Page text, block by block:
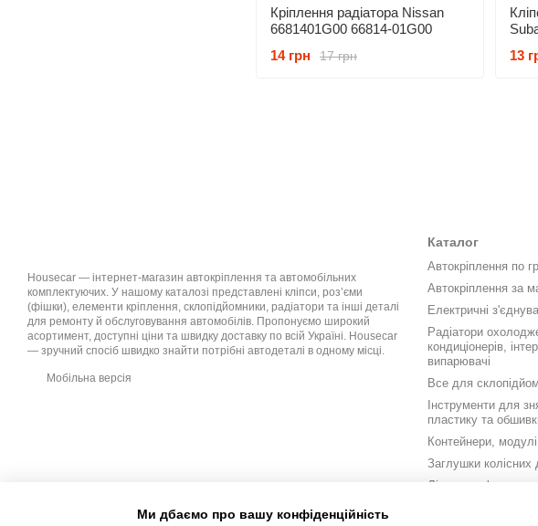
Кріплення радіатора Nissan
6681401G00 66814-01G00
17 грн
14 грн 13
Housecar — інтернет-магазин автокріплення та автомобільних
комплектуючих. У нашому каталозі представлені кліпси, роз’єми
(фішки), елементи кріплення, склопідйомники, радіатори та інші деталі
для ремонту й обслуговування автомобілів. Пропонуємо широкий
асортимент, доступні ціни та швидку доставку по всій Україні. Housecar
— зручний спосіб швидко знайти потрібні автодеталі в одному місці.
Мобільна версія
Каталог
Автокріплення по
Автокріплення за
Електричні
Радіатори
кондиціонерів,
випарювачі
Все для
Інструменти для
пластику та
Контейнери,
Заглушки колісних
Літери, цифри,
Ми дбаємо про вашу конфіденційність